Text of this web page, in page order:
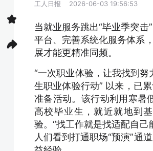
工人日报 2026-06-03 19:56:53
当就业服务跳出“毕业季突
平台、完善系统化服务体系
展才能更精准同频。
“一次职业体验，让我找到
生职业体验行动” 以来，已
准备活动。该行动利用寒暑
高校毕业生，就近就地到
验。“找工作就是找适配自
人们看到打通职场“预演”通